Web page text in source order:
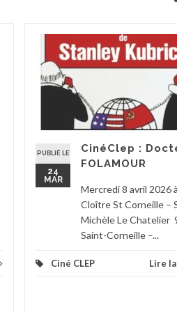
PUBLIÉ LE
24
MAR
CinéClep :
FOLAMOUR
Mercredi 8 avril 2026
Cloître St Corneille –
Michèle Le Chatelier
Saint-Corneille –...
Ciné CLEP Lire